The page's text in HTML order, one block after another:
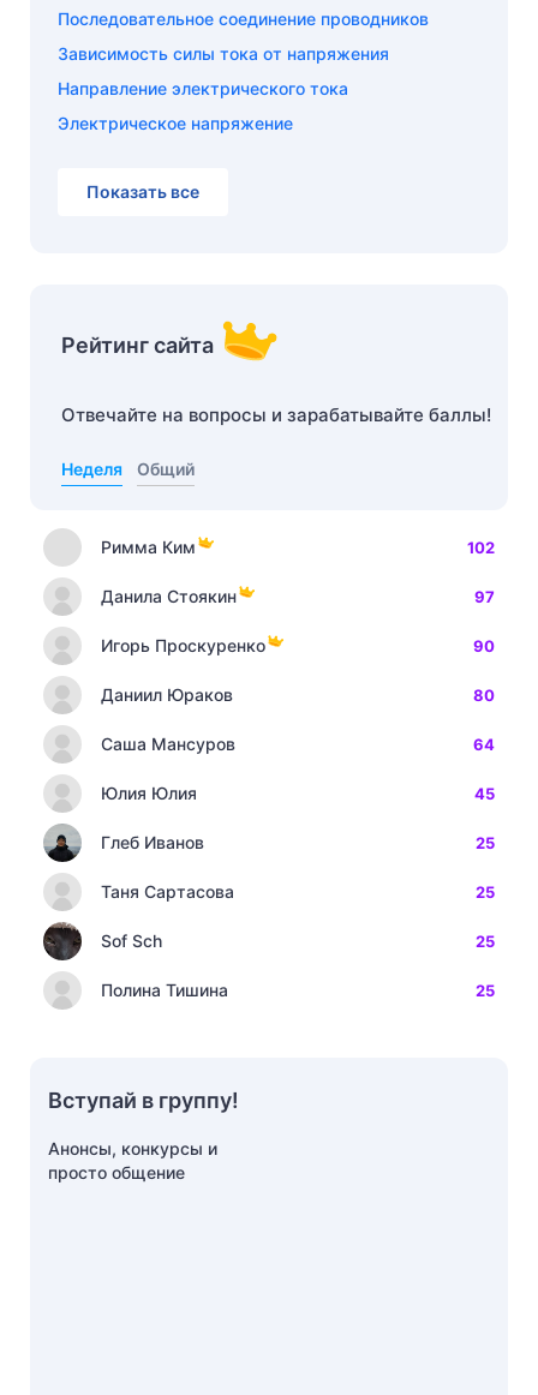
Последовательное соединение проводников
Зависимость силы тока от напряжения
Направление электрического тока
Электрическое напряжение
Показать все
Рейтинг сайта
Отвечайте на вопросы и зарабатывайте баллы!
Неделя Общий
Римма Ким 102
Данила Стоякин 97
Игорь Проскуренко 90
Даниил Юраков 80
Саша Мансуров 64
Юлия Юлия 45
Глеб Иванов 25
Таня Сартасова 25
Sof Sch 25
Полина Тишина 25
Вступай в группу!
Анонсы, конкурсы и
просто общение